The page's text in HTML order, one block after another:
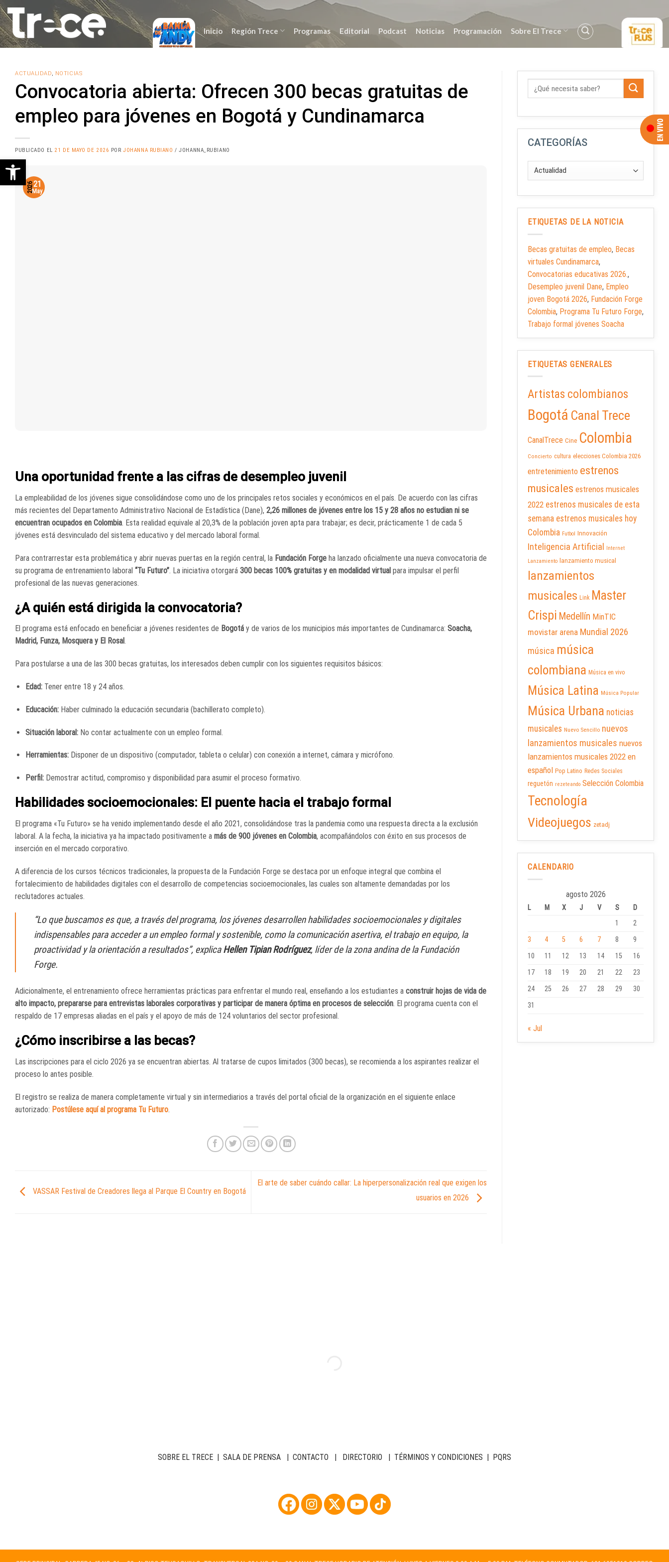
Saltar
al
contenido
Inicio Región Trece Programas Editorial Podcast Noticias Programación Sobre El Trece
ACTUALIDAD, NOTICIAS
Convocatoria abierta: Ofrecen 300 becas gratuitas de
empleo para jóvenes en Bogotá y Cundinamarca
PUBLICADO EL 21 DE MAYO DE 2026 PORJOHANNA RUBIANO / JOHANNA_RUBIANO
21
May
2026
Una oportunidad frente a las cifras de desempleo juvenil
La empleabilidad de los jóvenes sigue consolidándose como uno de los principales retos sociales y económicos en el país. De acuerdo con las cifras
más recientes del Departamento Administrativo Nacional de Estadística (Dane), 2,26 millones de jóvenes entre los 15 y 28 años no estudian ni se
encuentran ocupados en Colombia. Esta realidad equivale al 20,3% de la población joven apta para trabajar; es decir, prácticamente 1 de cada 5
jóvenes está desvinculado del sistema educativo y del mercado laboral formal.
Para contrarrestar esta problemática y abrir nuevas puertas en la región central, la Fundación Forge ha lanzado oficialmente una nueva convocatoria de
su programa de entrenamiento laboral “Tu Futuro”. La iniciativa otorgará 300 becas 100% gratuitas y en modalidad virtual para impulsar el perfil
profesional de las nuevas generaciones.
¿A quién está dirigida la convocatoria?
El programa está enfocado en beneficiar a jóvenes residentes de Bogotá y de varios de los municipios más importantes de Cundinamarca: Soacha,
Madrid, Funza, Mosquera y El Rosal.
Para postularse a una de las 300 becas gratuitas, los interesados deben cumplir con los siguientes requisitos básicos:
Edad:Tener entre 18 y 24 años.
Educación:Haber culminado la educación secundaria (bachillerato completo).
Situación laboral:No contar actualmente con un empleo formal.
Herramientas:Disponer de un dispositivo (computador, tableta o celular) con conexión a internet, cámara y micrófono.
Perfil:Demostrar actitud, compromiso y disponibilidad para asumir el proceso formativo.
Habilidades socioemocionales: El puente hacia el trabajo formal
El programa «Tu Futuro» se ha venido implementando desde el año 2021, consolidándose tras la pandemia como una respuesta directa a la exclusión
laboral. A la fecha, la iniciativa ya ha impactado positivamente a más de 900 jóvenes en Colombia, acompañándolos con éxito en sus procesos de
inserción en el mercado corporativo.
A diferencia de los cursos técnicos tradicionales, la propuesta de la Fundación Forge se destaca por un enfoque integral que combina el
fortalecimiento de habilidades digitales con el desarrollo de competencias socioemocionales, las cuales son altamente demandadas por los
reclutadores actuales.
“Lo que buscamos es que, a través del programa, los jóvenes desarrollen habilidades socioemocionales y digitales
indispensables para acceder a un empleo formal y sostenible, como la comunicación asertiva, el trabajo en equipo, la
proactividad y la orientación a resultados”, explicaHellen Tipian Rodríguez, líder de la zona andina de la Fundación
Forge.
Adicionalmente, el entrenamiento ofrece herramientas prácticas para enfrentar el mundo real, enseñando a los estudiantes a construir hojas de vida de
alto impacto, prepararse para entrevistas laborales corporativas y participar de manera óptima en procesos de selección. El programa cuenta con el
respaldo de 17 empresas aliadas en el país y el apoyo de más de 124 voluntarios del sector profesional.
¿Cómo inscribirse a las becas?
Las inscripciones para el ciclo 2026 ya se encuentran abiertas. Al tratarse de cupos limitados (300 becas), se recomienda a los aspirantes realizar el
proceso lo antes posible.
El registro se realiza de manera completamente virtual y sin intermediarios a través del portal oficial de la organización en el siguiente enlace
autorizado: Postúlese aquí al programa Tu Futuro.
VASSAR Festival de Creadores llega al Parque El Country en Bogotá
El arte de saber cuándo callar: La hiperpersonalización real que exigen los
usuarios en 2026
CATEGORÍAS
ETIQUETAS DE LA NOTICIA
Becas gratuitas de empleo, Becas
virtuales Cundinamarca,
Convocatorias educativas 2026.,
Desempleo juvenil Dane, Empleo
joven Bogotá 2026, Fundación Forge
Colombia, Programa Tu Futuro Forge,
Trabajo formal jóvenes Soacha
ETIQUETAS GENERALES
Artistas colombianos
Bogotá Canal Trece
CanalTrece Cine Colombia
Concierto cultura elecciones Colombia 2026
entretenimiento estrenos
musicales estrenos musicales
2022 estrenos musicales de esta
semana estrenos musicales hoy
Colombia Futbol Innovación
Inteligencia Artificial
Internet
Lanzamiento
lanzamiento musical
lanzamientos
musicales Link Master
Crispi Medellín MinTIC
movistar arena Mundial 2026
música música
colombiana Música en vivo
Música Latina Música Popular
Música Urbana noticias
musicales Nuevo Sencillo nuevos
lanzamientos musicales nuevos
lanzamientos musicales 2022 en
español Pop Latino Redes Sociales
reguetón rezeteando Selección Colombia
Tecnología
Videojuegos zetadj
CALENDARIO
agosto 2026
L M X J V S
D
1
2
3
4 5 6 7 8
9
10
11 12 13 14 15
16
17
18 19 20 21 22
23
24
25 26 27 28 29
30
31
« Jul
SOBRE EL TRECE | SALA DE PRENSA | CONTACTO | DIRECTORIO | TÉRMINOS Y CONDICIONES | PQRS
Abrir barra de herramientas